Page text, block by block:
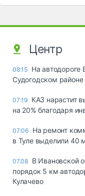
Центр
08:15 На
Судогодском районе
07:19 КАЗ нарастит
на 20% благодаря
07:06 На ремонт
в Туле выделили 40
07.08 В Ивановской
порядок 5 км
Кулачево